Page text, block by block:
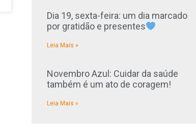
Dia 19, sexta-feira: um dia marcado
por gratidão e presentes
Leia Mais »
Novembro Azul: Cuidar da saúde
também é um ato de coragem!
Leia Mais »